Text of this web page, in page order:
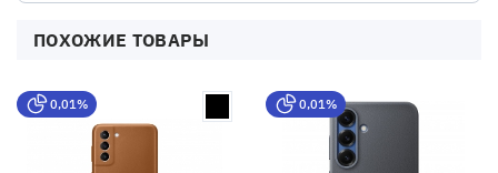
ПОХОЖИЕ ТОВАРЫ
0,01% 0,01%